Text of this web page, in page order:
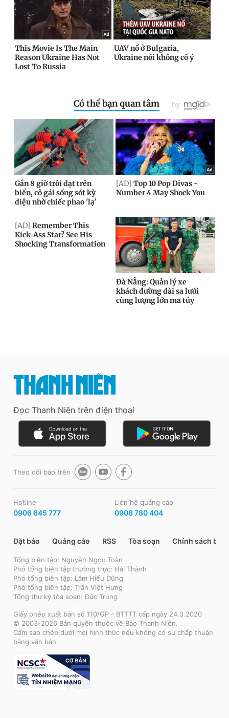
Đọc Thanh Niên trên điện thoại
Theo dõi báo trên
Hotline
0906 645 777
Liên hệ quảng cáo
0908 780 404
Đặt báo Quảng cáo RSS Tòa soạn Chính sách bảo
Tổng biên tập: Nguyễn Ngọc Toàn
Phó tổng biên tập thường trực: Hải Thành
Phó tổng biên tập: Lâm Hiếu Dũng
Phó tổng biên tập: Trần Việt Hưng
Tổng thư ký tòa soạn: Đức Trung
Giấy phép xuất bản số 110/GP - BTTTT cấp ngày 24.3.2020
© 2003-2026 Bản quyền thuộc về Báo Thanh Niên.
Cấm sao chép dưới mọi hình thức nếu không có sự chấp thuận
bằng văn bản.